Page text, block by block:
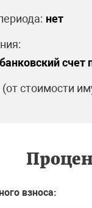
нет
счет
стоимости
взноса: